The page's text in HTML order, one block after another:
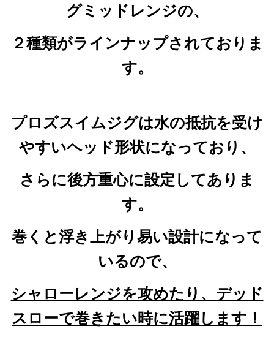
グミッドレンジの、
２種類がラインナップされておりま
す。
プロズスイムジグは水の抵抗を受け
やすいヘッド形状になっており、
さらに後方重心に設定してありま
す。
巻くと浮き上がり易い設計になって
いるので、
シャローレンジを攻めたり、デッド
スローで巻きたい時に活躍します！